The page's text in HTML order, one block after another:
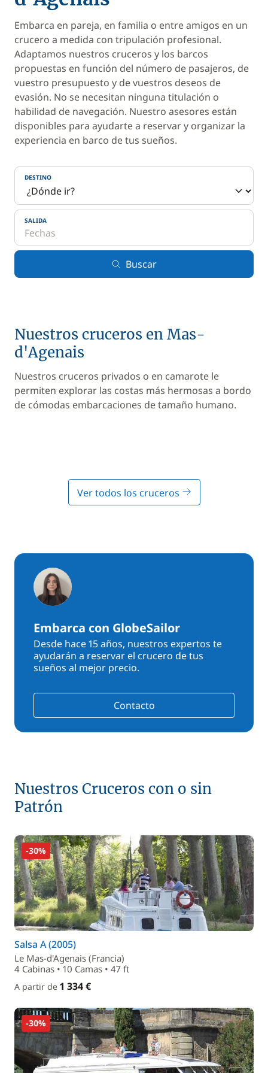
Embarca en pareja, en familia o entre amigos en un
crucero a medida con tripulación profesional.
Adaptamos nuestros cruceros y los barcos
propuestas en función del número de pasajeros, de
vuestro presupuesto y de vuestros deseos de
evasión. No se necesitan ninguna titulación o
habilidad de navegación. Nuestro asesores están
disponibles para ayudarte a reservar y organizar la
experiencia en barco de tus sueños.
DESTINO
SALIDA
Buscar
Nuestros cruceros en Mas-
d'Agenais
Nuestros cruceros privados o en camarote le
permiten explorar las costas más hermosas a bordo
de cómodas embarcaciones de tamaño humano.
Ver todos los cruceros
Embarca con GlobeSailor
Desde hace 15 años, nuestros expertos te
ayudarán a reservar el crucero de tus
sueños al mejor precio.
Contacto
Nuestros Cruceros con o sin
Patrón
-30%
Salsa A (2005)
Le Mas-d'Agenais (Francia)
4 Cabinas • 10 Camas • 47 ft
A partir de 1 334 €
-30%